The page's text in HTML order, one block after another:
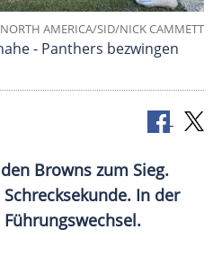
AMERICA/SID/NICK CAMMETT
- Panthers bezwingen
Browns zum Sieg.
In der